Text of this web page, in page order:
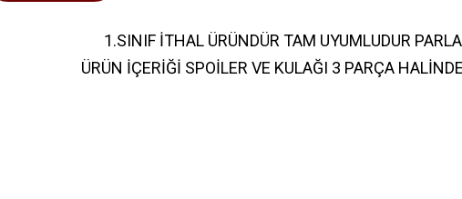
1.SINIF İTHAL ÜRÜNDÜR TAM UYUMLUDUR
ÜRÜN İÇERİĞİ SPOİLER VE KULAĞI 3 PARÇA